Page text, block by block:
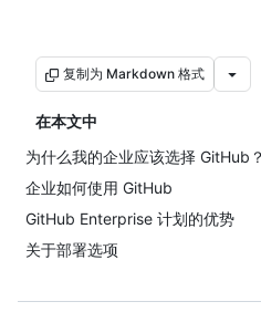
复制为 Markdown 格式
在本文中
为什么我的企业应该选择 GitHub？
企业如何使用 GitHub
GitHub Enterprise 计划的优势
关于部署选项